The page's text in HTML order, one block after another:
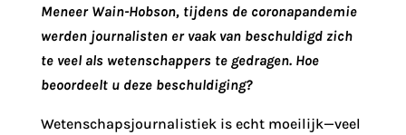
Meneer Wain-Hobson, tijdens de coronapandemie
werden journalisten er vaak van beschuldigd zich
te veel als wetenschappers te gedragen. Hoe
beoordeelt u deze beschuldiging?
Wetenschapsjournalistiek is echt moeilijk—veel